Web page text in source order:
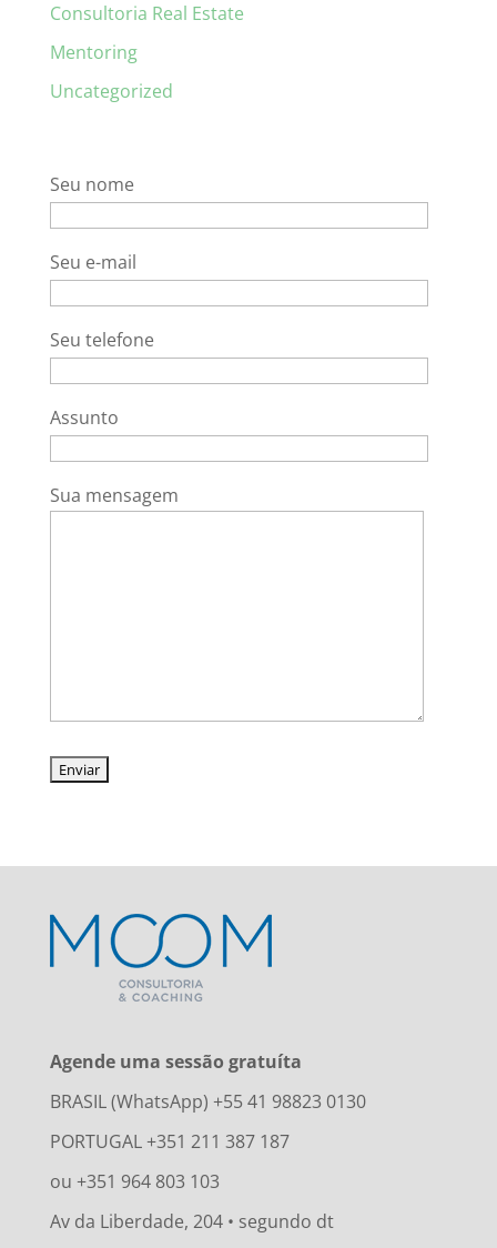
Consultoria Real Estate
Mentoring
Uncategorized
Seu nome
Seu e-mail
Seu telefone
Assunto
Sua mensagem
Agende uma sessão gratuíta
BRASIL (WhatsApp) +55 41 98823 0130
PORTUGAL +351 211 387 187
ou +351 964 803 103
Av da Liberdade, 204 • segundo dt